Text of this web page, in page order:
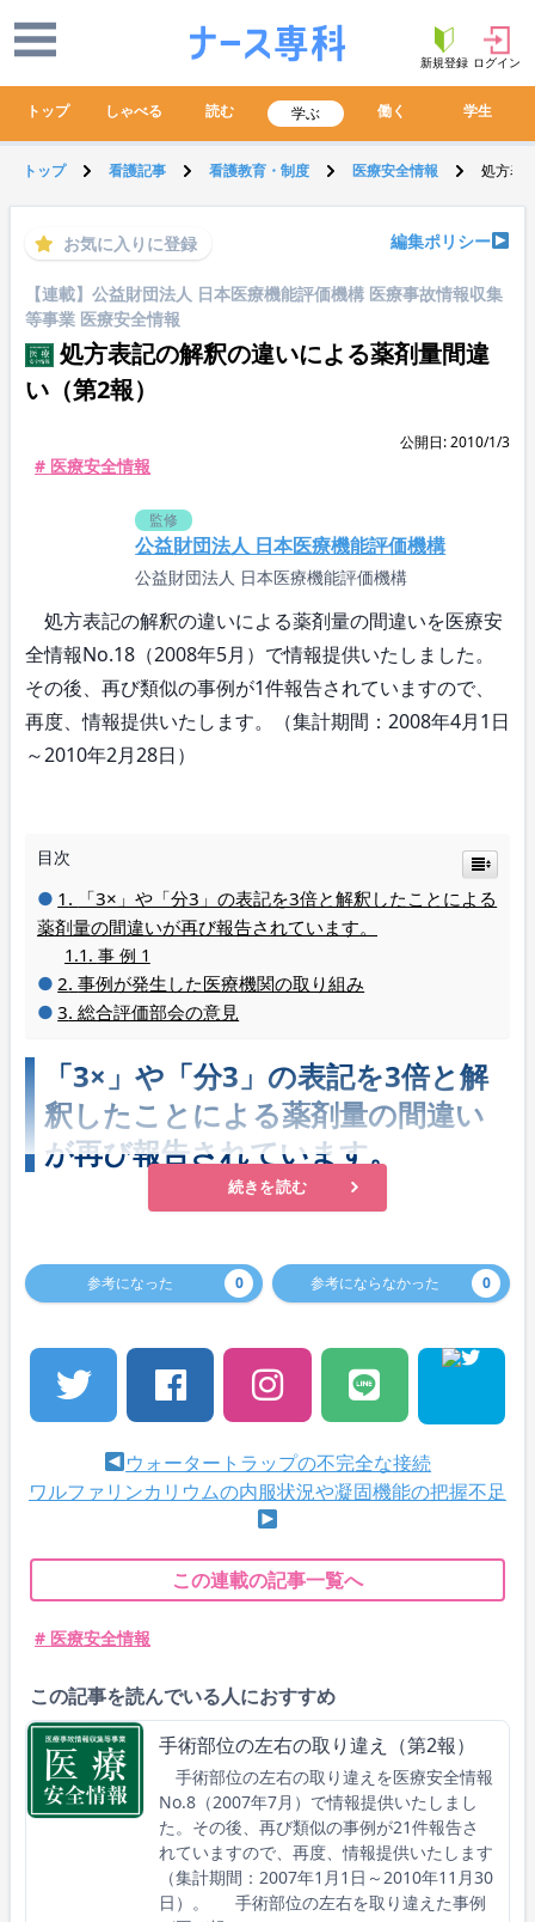
新規登録 ログイン
トップ しゃべる 読む 学ぶ 働く 学生
トップ 看護記事 看護教育・制度 医療安全情報 処方表
お気に入りに登録 編集ポリシー
【連載】公益財団法人 日本医療機能評価機構 医療事故情報収集
等事業 医療安全情報
処方表記の解釈の違いによる薬剤量間違
い（第2報）
公開日: 2010/1/3
# 医療安全情報
監修
公益財団法人 日本医療機能評価機構
公益財団法人 日本医療機能評価機構
処方表記の解釈の違いによる薬剤量の間違いを医療安
全情報No.18（2008年5月）で情報提供いたしました。
その後、再び類似の事例が1件報告されていますので、
再度、情報提供いたします。（集計期間：2008年4月1日
～2010年2月28日）
目次
「3×」や「分3」の表記を3倍と解釈したことによる
薬剤量の間違いが再び報告されています。
事 例 1
事例が発生した医療機関の取り組み
総合評価部会の意見
「3×」や「分3」の表記を3倍と解
釈したことによる薬剤量の間違い
が再び報告されています。
続きを読む
参考になった 0 参考にならなかった 0
ウォータートラップの不完全な接続
ワルファリンカリウムの内服状況や凝固機能の把握不足
この連載の記事一覧へ
# 医療安全情報
この記事を読んでいる人におすすめ
手術部位の左右の取り違え（第2報）
手術部位の左右の取り違えを医療安全情報
No.8（2007年7月）で情報提供いたしまし
た。その後、再び類似の事例が21件報告さ
れていますので、再度、情報提供いたします
（集計期間：2007年1月1日～2010年11月30
日）。 手術部位の左右を取り違えた事例